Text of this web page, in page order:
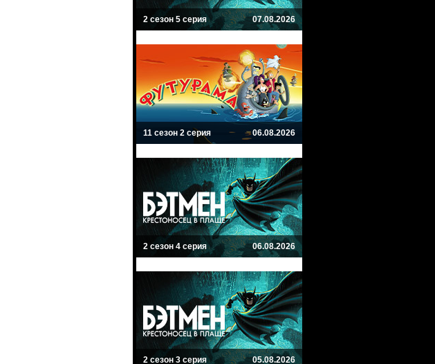
2 сезон 5 серия 07.08.2026
11 сезон 2 серия 06.08.2026
2 сезон 4 серия 06.08.2026
2 сезон 3 серия 05.08.2026